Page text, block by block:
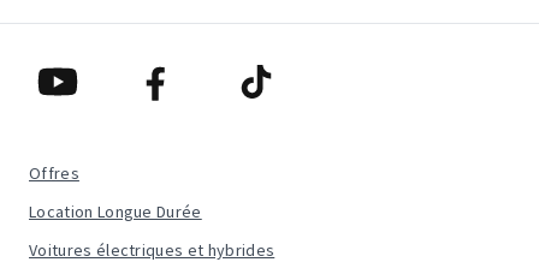
Offres
Location Longue Durée
Voitures électriques et hybrides